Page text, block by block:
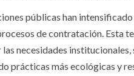
públicas han
de contratación. Esta
necesidades
prácticas más ecológicas y